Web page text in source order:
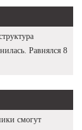
Равнялся 8
смогут